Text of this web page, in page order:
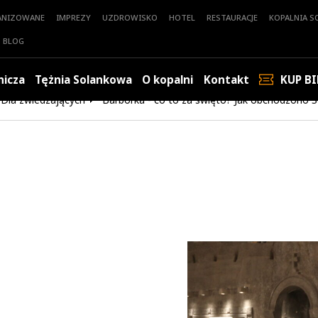
IMPREZY UZDROWISKO HOTEL RESTAURACJE
KOPALNIA
BLOG
Tężnia Solankowa O kopalni Kontakt KUP
Dla zwiedzających Barbórka - co to za święto? Jak obchodzono